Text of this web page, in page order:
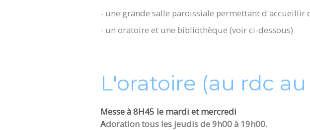
- une grande salle paroissiale permettant
- un oratoire et une bibliothèque (voir ci-dessous)
L'oratoire (au rdc
Messe à 8H45 le mardi et mercredi
​​​​​​​Adoration tous les jeudis de 9h00 à 19h00.